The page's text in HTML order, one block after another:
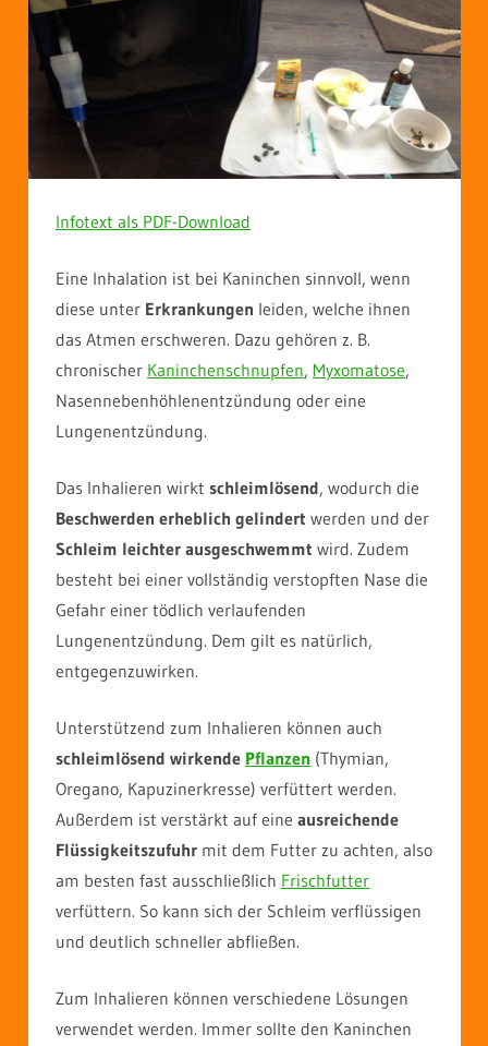
Infotext als PDF-Download
Eine Inhalation ist bei Kaninchen sinnvoll, wenn
diese unter Erkrankungen leiden, welche ihnen
das Atmen erschweren. Dazu gehören z. B.
chronischer Kaninchenschnupfen, Myxomatose,
Nasennebenhöhlenentzündung oder eine
Lungenentzündung.
Das Inhalieren wirkt schleimlösend, wodurch die
Beschwerden erheblich gelindert werden und der
Schleim leichter ausgeschwemmt wird. Zudem
besteht bei einer vollständig verstopften Nase die
Gefahr einer tödlich verlaufenden
Lungenentzündung. Dem gilt es natürlich,
entgegenzuwirken.
Unterstützend zum Inhalieren können auch
schleimlösend wirkende Pflanzen (Thymian,
Oregano, Kapuzinerkresse) verfüttert werden.
Außerdem ist verstärkt auf eine ausreichende
Flüssigkeitszufuhr mit dem Futter zu achten, also
am besten fast ausschließlich Frischfutter
verfüttern. So kann sich der Schleim verflüssigen
und deutlich schneller abfließen.
Zum Inhalieren können verschiedene Lösungen
verwendet werden. Immer sollte den Kaninchen